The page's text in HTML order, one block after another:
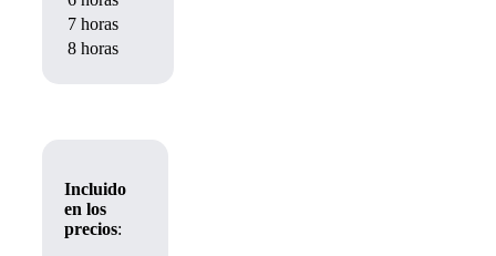
7 horas
8 horas
Incluido
en los
precios: